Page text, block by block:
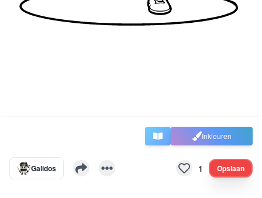
Inkleuren
Galidos 1 Opslaan